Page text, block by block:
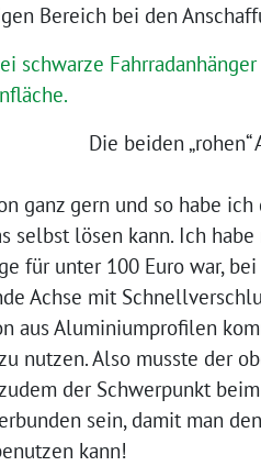
Bereich bei den
Die beiden „rohen“
ganz gern und so habe
selbst lösen kann. Ich
für unter 100 Euro war,
Achse mit
aus Aluminiumprofilen
nutzen. Also musste der
der Schwerpunkt
sein, damit man
kann!